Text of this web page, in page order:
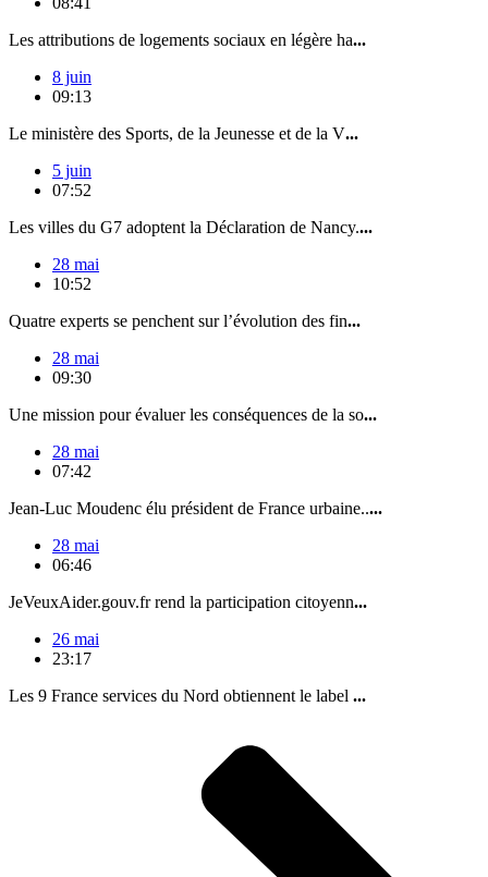
Les attributions de logements sociaux en légère ha...
8 juin
09:13
Le ministère des Sports, de la Jeunesse et de la V...
5 juin
07:52
Les villes du G7 adoptent la Déclaration de Nancy....
28 mai
10:52
Quatre experts se penchent sur l’évolution des fin...
28 mai
09:30
Une mission pour évaluer les conséquences de la so...
28 mai
07:42
Jean-Luc Moudenc élu président de France urbaine.....
28 mai
06:46
JeVeuxAider.gouv.fr rend la participation citoyenn...
26 mai
23:17
Les 9 France services du Nord obtiennent le label ...